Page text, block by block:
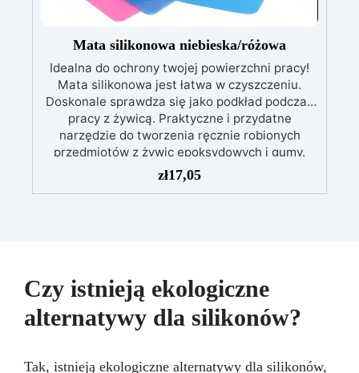
Niekompatybilna z Żywicami
Poliuretanowymi: Używaj wyłącznie z żywicami
epoksydowymi i akrylowymi – nie nadaje się do
żywic poliuretanowych Resin Pro.
Mata silikonowa niebieska/różowa
Idealna do ochrony twojej powierzchni pracy!
Mata silikonowa jest łatwa w czyszczeniu.
Doskonale sprawdza się jako podkład podczas
pracy z żywicą. Praktyczne i przydatne
narzędzie do tworzenia ręcznie robionych
przedmiotów z żywic epoksydowych i gumy.
zł17,05
Czy istnieją ekologiczne
alternatywy dla silikonów?
Tak, istnieją ekologiczne alternatywy dla silikonów,